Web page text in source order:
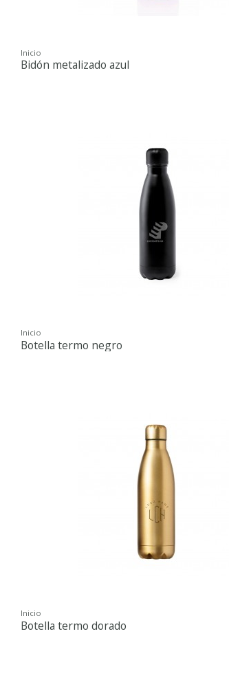
Inicio
Bidón metalizado azul
Inicio
Botella termo negro
Inicio
Botella termo dorado